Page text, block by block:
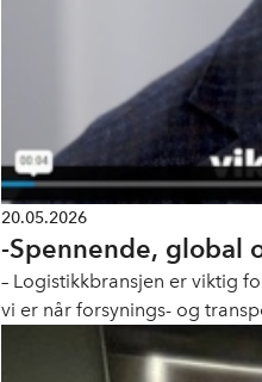
20.05.2026
-Spennende, global
– Logistikkbransjen er viktig
vi er når forsynings- og